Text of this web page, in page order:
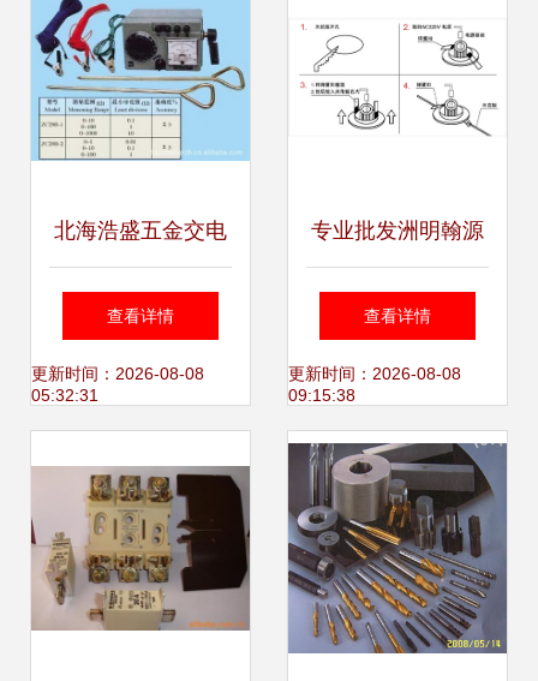
北海浩盛五金交电
专业供应朝阳牌绝
缘电阻与接地电阻
查看详情
更新时间：2026-08-08
05:32:31
专业批发洲明翰源
天庭二代LED4寸
筒灯天花防雾12W
- 茂名市商裕五金
交电
查看详情
更新时间：2026-08-08
09:15:38